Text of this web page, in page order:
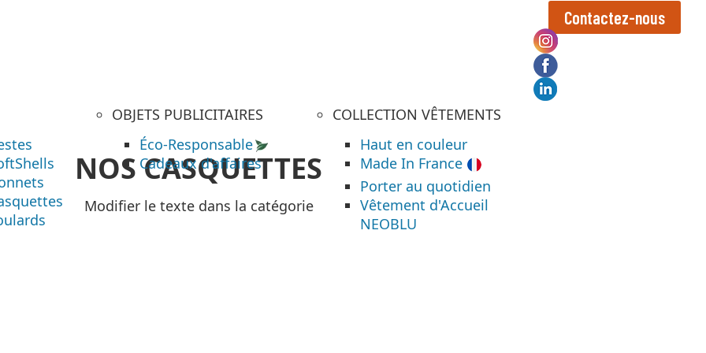
OBJETS PUBLICITAIRES
Éco-Responsable
Cadeaux d'affaires
COLLECTION VÊTEMENTS
Haut en couleur
Made In France
Porter au quotidien
Vêtement d'Accueil
NEOBLU
Contactez-nous
NOS CASQUETTES
Modifier le texte dans la catégorie